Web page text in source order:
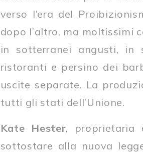
verso l’era del
dopo l’altro, ma moltissimi
in sotterranei angusti, in
ristoranti e persino dei
uscite separate. La
tutti gli stati dell’Unione.
Kate Hester, proprietaria
sottostare alla nuova